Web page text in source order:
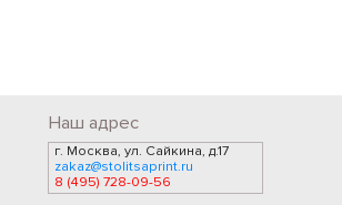
Наш адрес
г. Москва, ул. Сайкина, д.17
zakaz@stolitsaprint.ru
8 (495) 728-09-56